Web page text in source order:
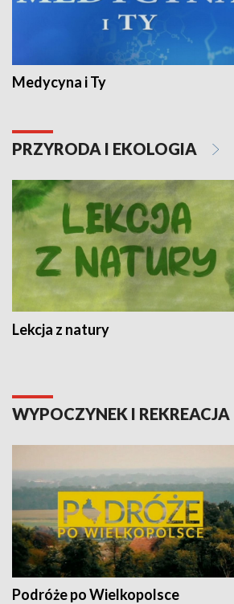
Medycyna i Ty
PRZYRODA I EKOLOGIA
Lekcja z natury
WYPOCZYNEK I REKREACJA
Podróże po Wielkopolsce